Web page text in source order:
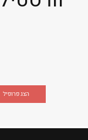
הצג פרופיל